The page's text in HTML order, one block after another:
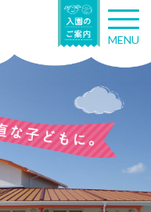
T
o
g
n
g
a
t
MENU